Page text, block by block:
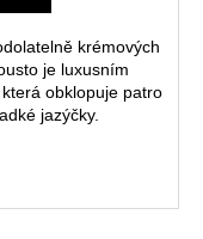
krémových
je luxusním
obklopuje patro
jazýčky.